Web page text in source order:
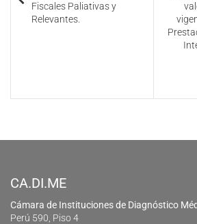
Fiscales Paliativas y
Relevantes.
CA.DI.ME
Cámara de Instituciones de Diagnóstico
Perú 590, Piso 4